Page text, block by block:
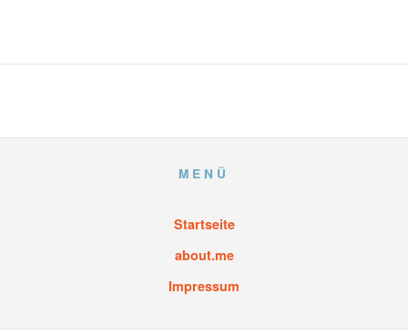
MENÜ
Startseite
about.me
Impressum